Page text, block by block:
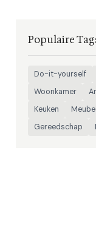
Populaire
Do-it-yourself
Woonkamer
Keuken
Gereedschap